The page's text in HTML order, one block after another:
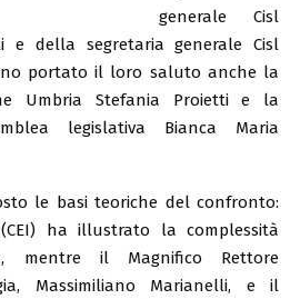
generale Cisl
e della segretaria generale Cisl
portato il loro saluto anche la
Umbria Stefania Proietti e la
legislativa Bianca Maria
le basi teoriche del confronto:
ha illustrato la complessità
mentre il Magnifico Rettore
Massimiliano Marianelli, e il